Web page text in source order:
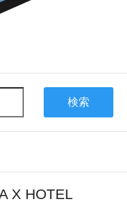
検索
X HOTEL